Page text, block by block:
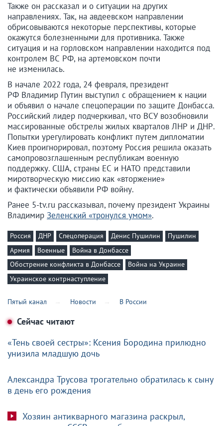
Также он рассказал и о ситуации на других
направлениях. Так, на авдеевском направлении
обрисовываются некоторые перспективы, которые
окажутся болезненными для противника. Также
ситуация и на горловском направлении находится под
контролем ВС РФ, на артемовском почти
не изменилась.
В начале 2022 года, 24 февраля, президент
РФ Владимир Путин выступил с обращением к нации
и объявил о начале спецоперации по защите Донбасса.
Российский лидер подчеркивал, что ВСУ возобновили
массированные обстрелы жилых кварталов ЛНР и ДНР.
Попытки урегулировать конфликт путем дипломатии
Киев проигнорировал, поэтому Россия решила оказать
самопровозглашенным республикам военную
поддержку. США, страны ЕС и НАТО представили
миротворческую миссию как «вторжение»
и фактически объявили РФ войну.
Ранее 5-tv.ru рассказывал, почему президент Украины
Владимир Зеленский «тронулся умом».
Россия ДНР Спецоперация Денис Пушилин
Пушилин
Армия
Военные
Война в Донбассе
Обострение конфликта в Донбассе
Война на Украине
Украинское контрнаступление
Пятый канал Новости В России
Сейчас читают
«Тень своей сестры»: Ксения Бородина прилюдно
унизила младшую дочь
Александра Трусова трогательно обратилась к сыну
в день его рождения
Хозяин антикварного магазина раскрыл,